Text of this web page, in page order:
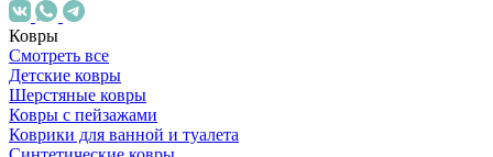
Ковры
Смотреть все
Детские ковры
Шерстяные ковры
Ковры с пейзажами
Коврики для ванной и туалета